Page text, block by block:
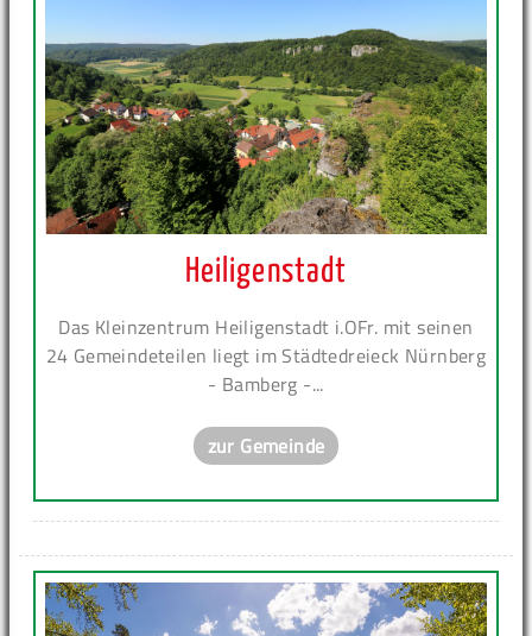
Heiligenstadt
Das Kleinzentrum Heiligenstadt i.OFr. mit seinen
24 Gemeindeteilen liegt im Städtedreieck Nürnberg
- Bamberg -...
zur Gemeinde